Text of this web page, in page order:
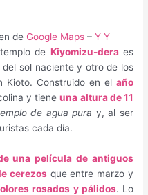
de Google Maps –Y Y
de Kiyomizu-deraes
sol naciente y otro de los
Kioto. Construido en el año
y tieneuna altura de 11
de agua pura y, al ser
cada día.
una película de antiguos
cerezos que entre marzo y
rosados y pálidos. Lo